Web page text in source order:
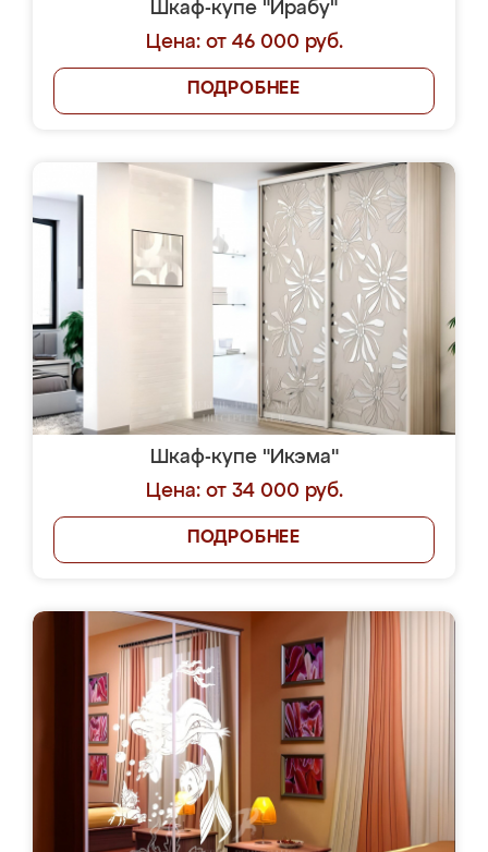
Шкаф-купе "Ирабу"
Цена: от 46 000 руб.
ПОДРОБНЕЕ
Шкаф-купе "Икэма"
Цена: от 34 000 руб.
ПОДРОБНЕЕ